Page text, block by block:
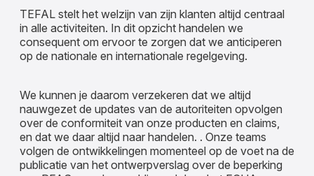
TEFAL stelt het welzijn van zijn klanten altijd centraal
in alle activiteiten. In dit opzicht handelen we
consequent om ervoor te zorgen dat we anticiperen
op de nationale en internationale regelgeving.
We kunnen je daarom verzekeren dat we altijd
nauwgezet de updates van de autoriteiten opvolgen
over de conformiteit van onze producten en claims,
en dat we daar altijd naar handelen. . Onze teams
volgen de ontwikkelingen momenteel op de voet na de
publicatie van het ontwerpverslag over de beperking